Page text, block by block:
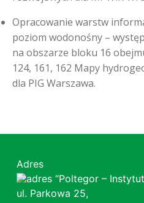
Opracowanie warstw
poziom wodonośny –
na obszarze bloku 16
124, 161, 162 Mapy
dla PIG Warszawa.
Adres
“Poltegor –
ul. Parkowa 25,